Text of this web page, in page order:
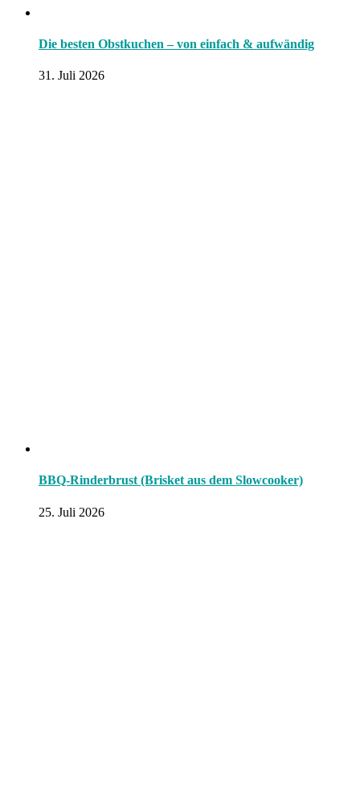
Die besten Obstkuchen – von einfach & aufwändig
31. Juli 2026
BBQ-Rinderbrust (Brisket aus dem Slowcooker)
25. Juli 2026